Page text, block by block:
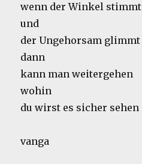
wenn der Winkel stimmt
und
der Ungehorsam glimmt
dann
kann man weitergehen
wohin
du wirst es sicher sehen
vanga